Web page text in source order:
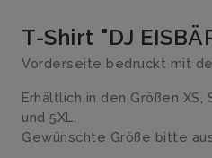
T-Shirt "DJ
Vorderseite bedruckt mit
Erhältlich in den Größen XS,
und 5XL.
Gewünschte Größe bitte